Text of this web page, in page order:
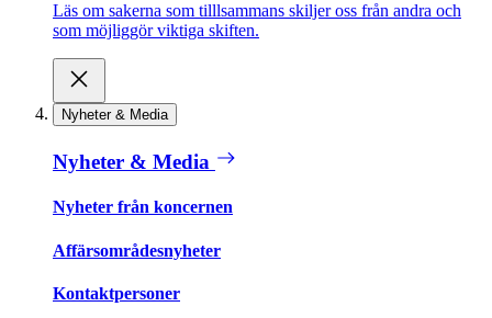
Läs om sakerna som tilllsammans skiljer oss från andra och
som möjliggör viktiga skiften.
Nyheter & Media
Nyheter & Media
Nyheter från koncernen
Affärsområdesnyheter
Kontaktpersoner